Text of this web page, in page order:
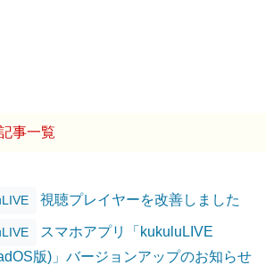
事一覧
視聴プレイヤーを改善しました
スマホアプリ「kukuluLIVE
版)」バージョンアップのお知らせ